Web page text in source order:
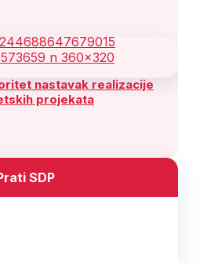
nastavak realizacije
projekata
SDP